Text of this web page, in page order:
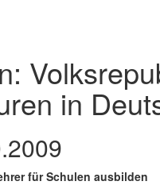
in
für Schulen ausbilden